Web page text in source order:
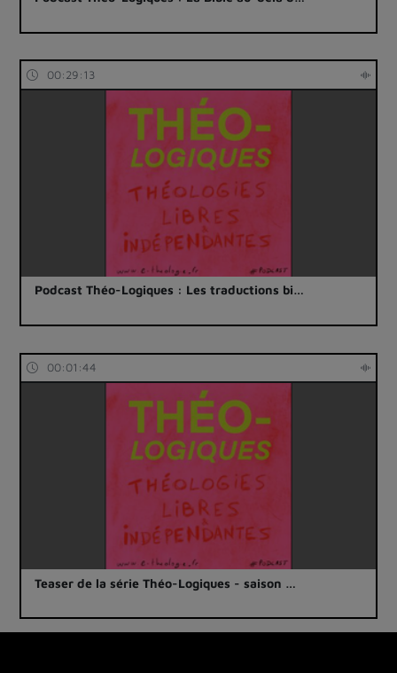
00:29:13
Podcast Théo-Logiques : Les traductions bi…
00:01:44
Teaser de la série Théo-Logiques - saison …